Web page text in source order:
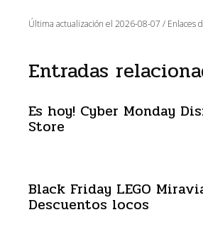
Última actualización el 2026-08-07 / Enlaces
Entradas
Es hoy! Cyber Monday
Store
Black Friday LEGO
Descuentos locos